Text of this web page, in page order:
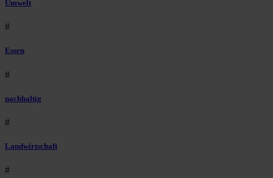
Umwelt
#
Essen
#
nachhaltig
#
Landwirtschaft
#